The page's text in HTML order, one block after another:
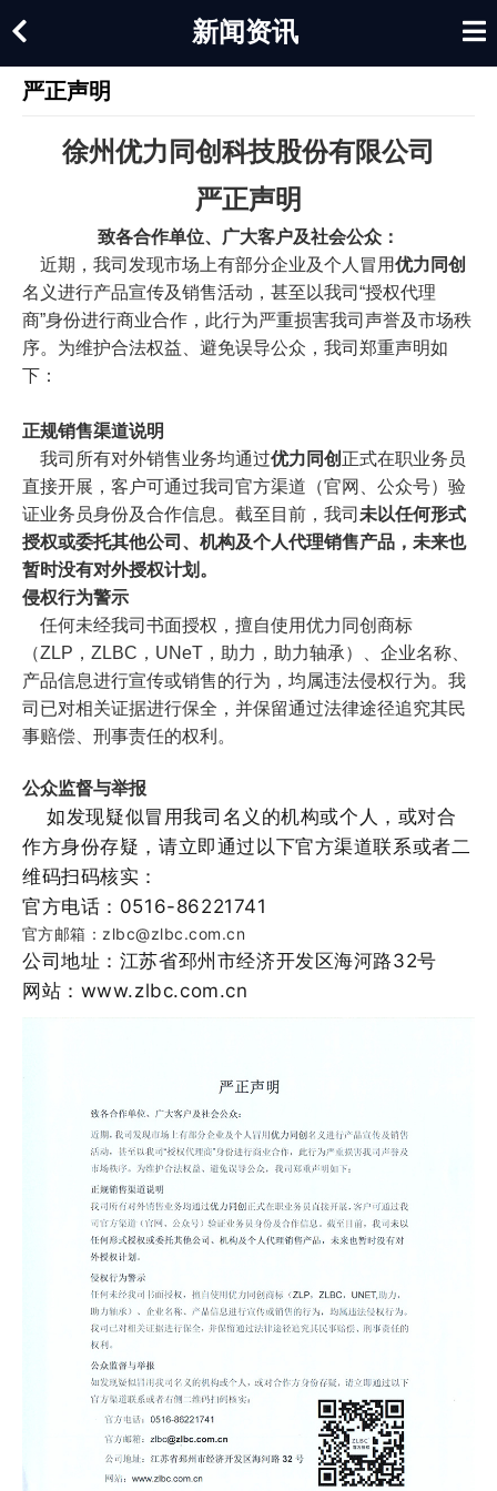
新闻资讯
严正声明
徐州优力同创科技股份有限公司
严正声明
致各合作单位、广大客户及社会公众：
近期，我司发现市场上有部分企业及个人冒用优力同创
名义进行产品宣传及销售活动，甚至以我司“授权代理
商”身份进行商业合作，此行为严重损害我司声誉及市场秩
序。为维护合法权益、避免误导公众，我司郑重声明如
下：
正规销售渠道说明
我司所有对外销售业务均通过优力同创 正式在职业务员
直接开展，客户可通过我司官方渠道（官网
公众号）验
证业务员身份及合作信息。截至目前，我司 未以任何形式
授权或委托其他公司、机构及个人代理销售产品 ， 未来也
暂时没有对外授权计划 ‌。
侵权行为警示
任何未经我司书面授权，擅自使用优力同创商标
（ZLP ， ZLBC ，UNeT ， 助力，助力轴承）
企业名称、
产品信息进行宣传或销售的行为，均属违法侵权行为。我
司已对相关证据进行保全，并保留通过法律途径追究其民
事赔偿、刑事责任的权利。
公众监督与举报
如发现疑似冒用我司名义的机构或个人，或对合
作方身份存疑，请立即通过以下官方渠道联系或者二
维码扫码核实：
官方电话： 0516-86221741‌
官方邮箱： zlbc@zlbc.com.cn
公司地址： 江苏省邳州市经济开发区海河路32号
网站： www.zlbc.com.cn